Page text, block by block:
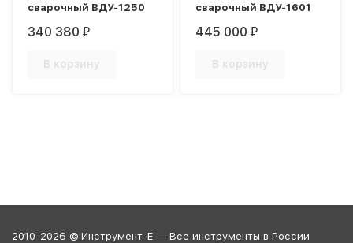
сварочный ВДУ-1250
340 380₽
В корзину
сварочный ВДУ-1601
445 000₽
В корзину
2010-2026 © Инструмент-Е — Все инструменты в России